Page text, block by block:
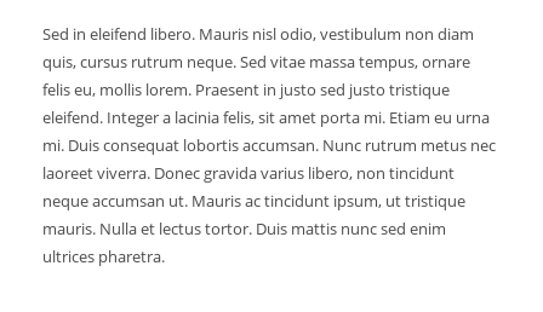
Sed in eleifend libero. Mauris nisl odio, vestibulum non diam
quis, cursus rutrum neque. Sed vitae massa tempus, ornare
felis eu, mollis lorem. Praesent in justo sed justo tristique
eleifend. Integer a lacinia felis, sit amet porta mi. Etiam eu urna
mi. Duis consequat lobortis accumsan. Nunc rutrum metus nec
laoreet viverra. Donec gravida varius libero, non tincidunt
neque accumsan ut. Mauris ac tincidunt ipsum, ut tristique
mauris. Nulla et lectus tortor. Duis mattis nunc sed enim
ultrices pharetra.